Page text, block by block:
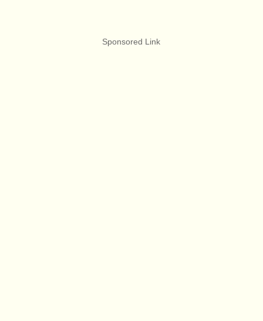
Sponsored Link